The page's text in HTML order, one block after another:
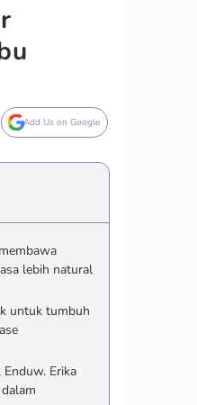
Add Us on Google
lebih natural
untuk tumbuh
Erika